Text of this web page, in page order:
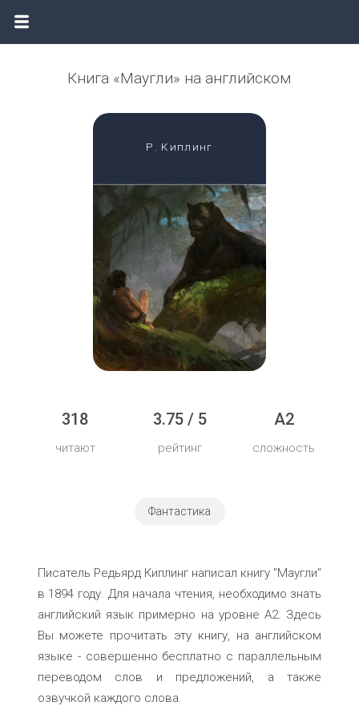
Книга «Маугли» на английском
Р. Киплинг
318
читают
3.75 / 5
рейтинг
A2
сложность
Фантастика
Писатель Редьярд Киплинг написал книгу "Маугли"
в 1894 году. Для начала чтения, необходимо знать
английский язык примерно на уровне A2. Здесь
Вы можете прочитать эту книгу, на английском
языке - совершенно бесплатно с параллельным
переводом слов и предложений, а также
озвучкой каждого слова.